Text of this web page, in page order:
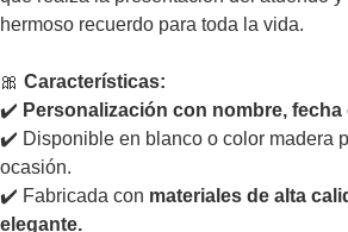
hermoso recuerdo para toda la vida.
🎀 Características:
✔️ Personalización con nombre, fecha
✔️ Disponible en blanco o color madera
ocasión.
✔️ Fabricada con materiales de alta
elegante.